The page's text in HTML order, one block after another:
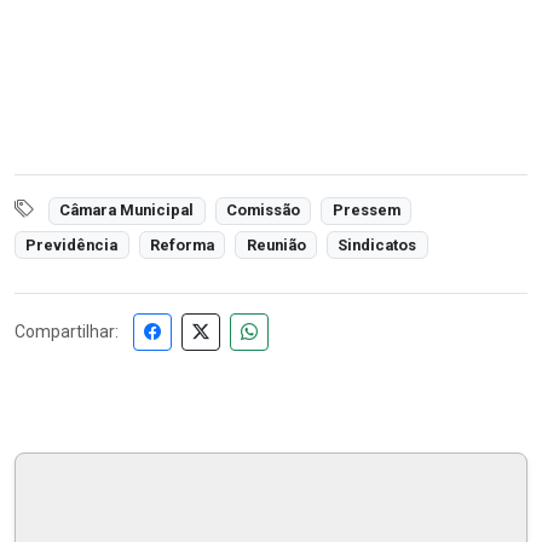
Câmara Municipal Comissão
Pressem
Previdência
Reforma Reunião Sindicatos
Compartilhar: